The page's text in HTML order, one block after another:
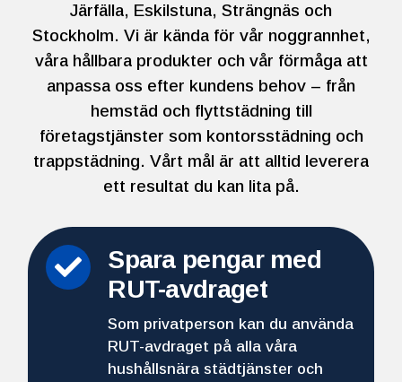
Järfälla, Eskilstuna, Strängnäs och
Stockholm. Vi är kända för vår noggrannhet,
våra hållbara produkter och vår förmåga att
anpassa oss efter kundens behov – från
hemstäd och flyttstädning till
företagstjänster som kontorsstädning och
trappstädning. Vårt mål är att alltid leverera
ett resultat du kan lita på.

Spara pengar med
RUT-avdraget
Som privatperson kan du använda
RUT-avdraget på alla våra
hushållsnära städtjänster och